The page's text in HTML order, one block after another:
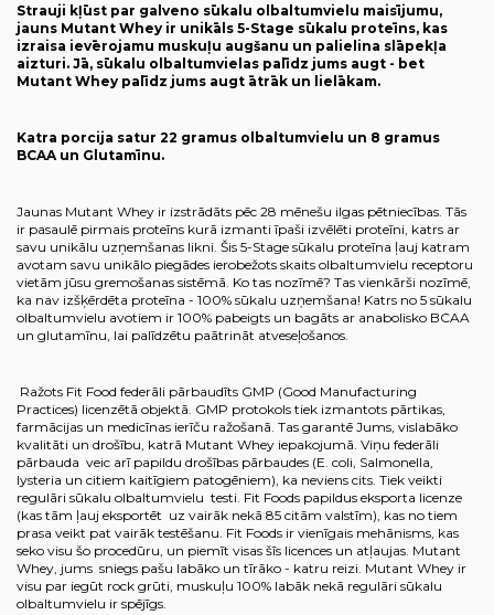
Strauji kļūst par galveno sūkalu olbaltumvielu maisījumu,
jauns Mutant Whey ir unikāls 5-Stage sūkalu proteīns, kas
izraisa ievērojamu muskuļu augšanu un palielina slāpekļa
aizturi. Jā, sūkalu olbaltumvielas palīdz jums augt - bet
Mutant Whey palīdz jums augt ātrāk un lielākam.
Katra porcija satur 22 gramus olbaltumvielu un 8 gramus
BCAA un Glutamīnu.
Jaunas Mutant Whey ir izstrādāts pēc 28 mēnešu ilgas pētniecības. Tās
ir pasaulē pirmais proteīns kurā izmanti īpaši izvēlēti proteīni, katrs ar
savu unikālu uzņemšanas likni. Šis 5-Stage sūkalu proteīna ļauj katram
avotam savu unikālo piegādes ierobežots skaits olbaltumvielu receptoru
vietām jūsu gremošanas sistēmā. Ko tas nozīmē? Tas vienkārši nozīmē,
ka nav izšķērdēta proteīna - 100% sūkalu uzņemšana! Katrs no 5 sūkalu
olbaltumvielu avotiem ir 100% pabeigts un bagāts ar anabolisko BCAA
un glutamīnu, lai palīdzētu paātrināt atveseļošanos.
Ražots Fit Food federāli pārbaudīts GMP (Good Manufacturing
Practices) licenzētā objektā. GMP protokols tiek izmantots pārtikas,
farmācijas un medicīnas ierīču ražošanā. Tas garantē Jums, vislabāko
kvalitāti un drošību, katrā Mutant Whey iepakojumā. Viņu federāli
pārbauda veic arī papildu drošības pārbaudes (E. coli, Salmonella,
lysteria un citiem kaitīgiem patogēniem), ka neviens cits. Tiek veikti
regulāri sūkalu olbaltumvielu testi. Fit Foods papildus eksporta licenze
(kas tām ļauj eksportēt uz vairāk nekā 85 citām valstīm), kas no tiem
prasa veikt pat vairāk testēšanu. Fit Foods ir vienīgais mehānisms, kas
seko visu šo procedūru, un piemīt visas šīs licences un atļaujas. Mutant
Whey, jums sniegs pašu labāko un tīrāko - katru reizi. Mutant Whey ir
visu par iegūt rock grūti, muskuļu 100% labāk nekā regulāri sūkalu
olbaltumvielu ir spējīgs.